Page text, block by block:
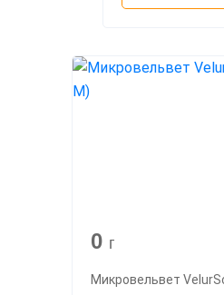
0 г
Микровельвет